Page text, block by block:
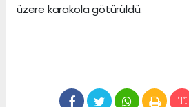
üzere karakola götürüldü.